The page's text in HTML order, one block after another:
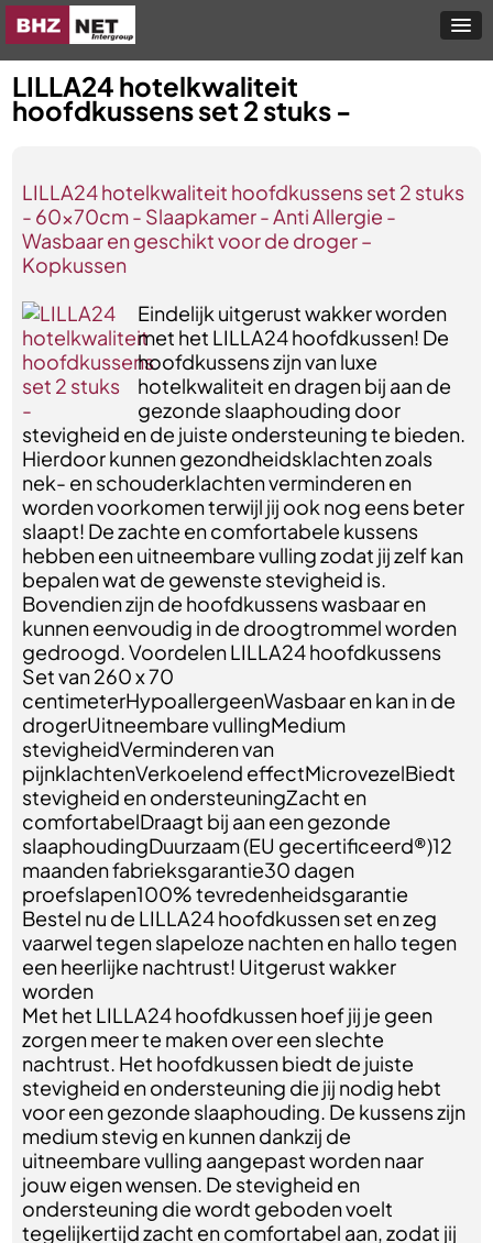
LILLA24 hotelkwaliteit
hoofdkussens set 2 stuks -
LILLA24 hotelkwaliteit hoofdkussens set 2 stuks
- 60x70cm - Slaapkamer - Anti Allergie -
Wasbaar en geschikt voor de droger –
Kopkussen
Eindelijk uitgerust wakker worden
met het LILLA24 hoofdkussen! De
hoofdkussens zijn van luxe
hotelkwaliteit en dragen bij aan de
gezonde slaaphouding door
stevigheid en de juiste ondersteuning te bieden.
Hierdoor kunnen gezondheidsklachten zoals
nek- en schouderklachten verminderen en
worden voorkomen terwijl jij ook nog eens beter
slaapt! De zachte en comfortabele kussens
hebben een uitneembare vulling zodat jij zelf kan
bepalen wat de gewenste stevigheid is.
Bovendien zijn de hoofdkussens wasbaar en
kunnen eenvoudig in de droogtrommel worden
gedroogd. Voordelen LILLA24 hoofdkussens
Set van 260 x 70
centimeterHypoallergeenWasbaar en kan in de
drogerUitneembare vullingMedium
stevigheidVerminderen van
pijnklachtenVerkoelend effectMicrovezelBiedt
stevigheid en ondersteuningZacht en
comfortabelDraagt bij aan een gezonde
slaaphoudingDuurzaam (EU gecertificeerd®)12
maanden fabrieksgarantie30 dagen
proefslapen100% tevredenheidsgarantie
Bestel nu de LILLA24 hoofdkussen set en zeg
vaarwel tegen slapeloze nachten en hallo tegen
een heerlijke nachtrust! Uitgerust wakker
worden
Met het LILLA24 hoofdkussen hoef jij je geen
zorgen meer te maken over een slechte
nachtrust. Het hoofdkussen biedt de juiste
stevigheid en ondersteuning die jij nodig hebt
voor een gezonde slaaphouding. De kussens zijn
medium stevig en kunnen dankzij de
uitneembare vulling aangepast worden naar
jouw eigen wensen. De stevigheid en
ondersteuning die wordt geboden voelt
tegelijkertijd zacht en comfortabel aan, zodat jij